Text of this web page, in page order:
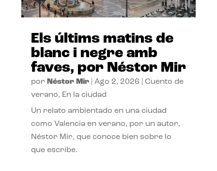
Els últims matins de
blanc i negre amb
faves, por Néstor Mir
por Néstor Mir| Ago 2, 2026
Cuento de
verano, En la ciudad
Un relato ambientado en una ciudad
como Valencia en verano, por un autor,
Néstor Mir, que conoce bien sobre lo
que escribe.